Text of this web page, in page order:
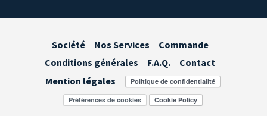
Société Nos Services
Commande
Conditions générales
F.A.Q.
Contact
Mention légales
Préférences de cookies